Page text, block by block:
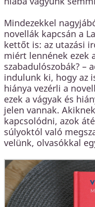
Mindezekkel
novellák kapcsán a
kettőt is: az utazási
miért lennének ezek
szabadulószobák? –
indulunk ki, hogy az
hiánya vezérli a
ezek a vágyak és
jelen vannak.
kapcsolódni, azok
súlyoktól való
velünk, olvasókkal